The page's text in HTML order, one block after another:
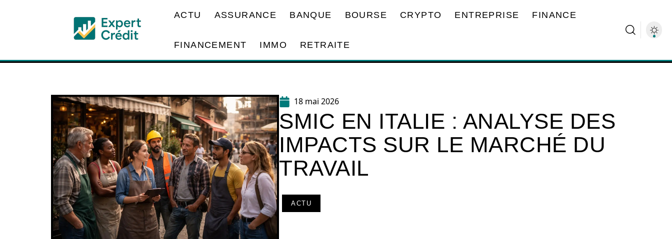
ACTU ASSURANCE BANQUE BOURSE CRYPTO ENTREPRISE FINANCE
FINANCEMENT IMMO RETRAITE
18 mai 2026
SMIC EN ITALIE : ANALYSE DES
IMPACTS SUR LE MARCHÉ DU
TRAVAIL
ACTU